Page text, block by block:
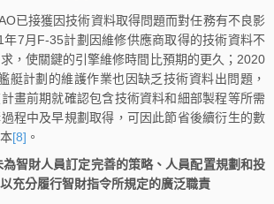
接獲因技術資料取得問題而對任務有不良影
年7月F-35計劃因維修供應商取得的技術資料不
，使關鍵的引擎維修時間比預期的更久；2020
艇計劃的維護作業也因缺乏技術資料出問題，
畫前期就確認包含技術資料和細部製程等所需
程中及早規劃取得，可因此節省後續衍生的數
[8] 。
為智財人員訂定完善的策略、人員配置規劃和投
充分履行智財指令所規定的廣泛職責